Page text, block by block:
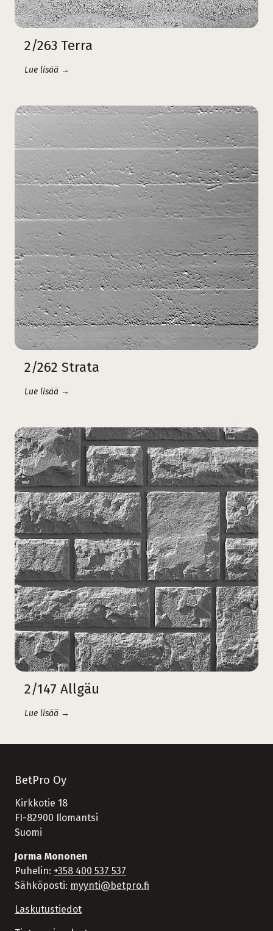
2/263 Terra
Lue lisää →
2/262 Strata
Lue lisää →
2/147 Allgäu
Lue lisää →
BetPro Oy
Kirkkotie 18
FI-82900 Ilomantsi
Suomi
Jorma Mononen
Puhelin: +358 400 537 537
Sähköposti: myynti@betpro.fi
Laskutustiedot